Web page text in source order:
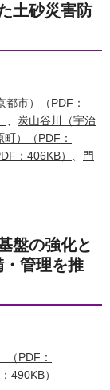
土砂災害防
都市）（PDF：
炭山谷川（宇治
）（PDF：
：406KB）
門
盤の強化と
管理を推
（PDF：
490KB）